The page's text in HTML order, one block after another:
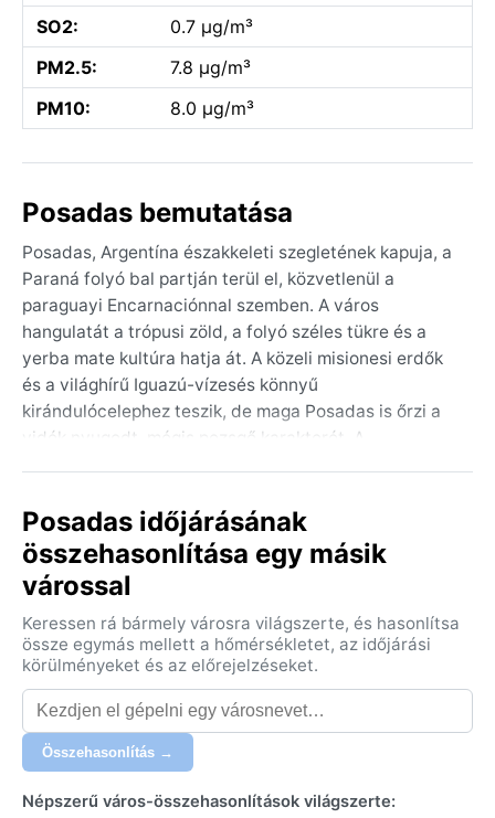
SO2:
0.7 µg/m³
PM2.5:
7.8 µg/m³
PM10:
8.0 µg/m³
Posadas bemutatása
Posadas, Argentína északkeleti szegletének kapuja, a
Paraná folyó bal partján terül el, közvetlenül a
paraguayi Encarnaciónnal szemben. A város
hangulatát a trópusi zöld, a folyó széles tükre és a
yerba mate kultúra hatja át. A közeli misionesi erdők
és a világhírű Iguazú-vízesés könnyű
kirándulócelephez teszik, de maga Posadas is őrzi a
vidék nyugodt, mégis pezsgő karakterét. A
piacokon a regionális gyümölcsök és kézműves
termékek illata keveredik a folyó párájával.
A település éghajlata a nedves szubtrópusi (Köppen:
csapadékkal és magas páratartalommal jár. A nyarak
forróak és párásak, a nappali hőmérséklet
rendszeresen eléri a 35 °C-ot, a délutáni záporok
pedig szinte napirenden vannak. A telek enyhék, a
nappali maximum 15–20 °C körül alakul, de hajnalban
akár 5 °C-ra is lehűlhet a levegő. Az esőzések az év
során egyenletesen oszlanak el, bár a tavasz és a
Posadas időjárásának
összehasonlítása egy másik
várossal
Keressen rá bármely városra világszerte, és hasonlítsa
össze egymás mellett a hőmérsékletet, az időjárási
körülményeket és az előrejelzéseket.
Összehasonlítás →
Népszerű város-összehasonlítások világszerte: